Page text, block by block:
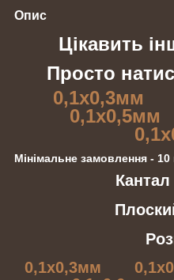
Опис
Цікавить
Просто
0,1х0,3мм
0,1х0,5мм
Мінімальне замовлення - 10
0,1х0,3мм